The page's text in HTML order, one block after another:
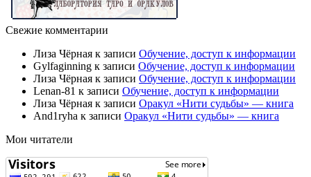
Свежие комментарии
Лиза Чёрная к записи Обучение, доступ к информации
Gylfaginning к записи Обучение, доступ к информации
Лиза Чёрная к записи Обучение, доступ к информации
Lenan-81 к записи Обучение, доступ к информации
Лиза Чёрная к записи Оракул «Нити судьбы» — книга
And1ryha к записи Оракул «Нити судьбы» — книга
Мои читатели